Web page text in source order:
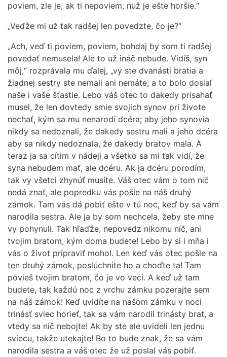
poviem, zle je, ak ti nepoviem, nuž je ešte horšie.“
„Veďže mi už tak radšej len povedzte, čo je?“
„Ach, veď ti poviem, poviem, bohdaj by som ti radšej
povedať nemusela! Ale to už ináč nebude. Vidíš, syn
môj,“ rozprávala mu ďalej, „vy ste dvanásti bratia a
žiadnej sestry ste nemali ani nemáte; a to bolo dosiaľ
naše i vaše šťastie. Lebo váš otec to dakedy prisahať
musel, že len dovtedy smie svojich synov pri živote
nechať, kým sa mu nenarodí dcéra; aby jeho synovia
nikdy sa nedoznali, že dakedy sestru mali a jeho dcéra
aby sa nikdy nedoznala, že dakedy bratov mala. A
teraz ja sa cítim v nádeji a všetko sa mi tak vidí, že
syna nebudem mať, ale dcéru. Ak ja dcéru porodím,
tak vy všetci zhynúť musíte. Váš otec vám o tom nič
nedá znať, ale popredku vás pošle na náš druhý
zámok. Tam vás dá pobiť ešte v tú noc, keď by sa vám
narodila sestra. Ale ja by som nechcela, žeby ste mne
vy pohynuli. Tak hľaďže, nepovedz nikomu nič, ani
tvojim bratom, kým doma budete! Lebo by si i mňa i
vás o život pripraviť mohol. Len keď vás otec pošle na
ten druhý zámok, poslúchnite ho a choďte ta! Tam
povieš tvojim bratom, čo je vo veci. A keď už tam
budete, tak každú noc z vrchu zámku pozerajte sem
na náš zámok! Keď uvidíte na našom zámku v noci
trinásť sviec horieť, tak sa vám narodil trinásty brat, a
vtedy sa nič nebojte! Ak by ste ale uvideli len jednu
sviecu, takže utekajte! Bo to bude znak, že sa vám
narodila sestra a váš otec že už poslal vás pobiť.